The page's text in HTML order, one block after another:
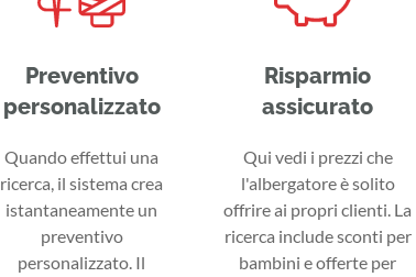
Preventivo
personalizzato
Quando effettui una
ricerca, il sistema crea
istantaneamente un
preventivo
personalizzato. Il
Risparmio
assicurato
Qui vedi i prezzi che
l'albergatore è solito
offrire ai propri clienti. La
ricerca include sconti per
bambini e offerte per